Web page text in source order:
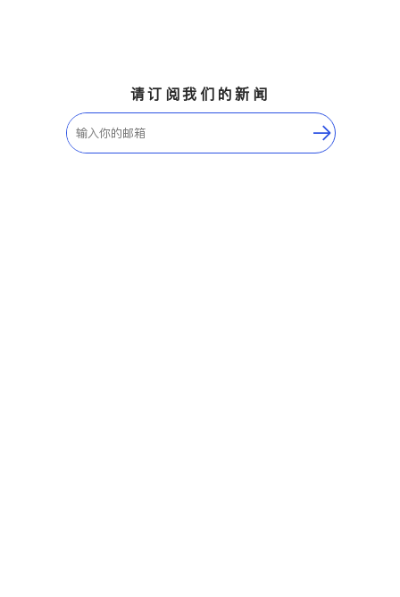
请订阅我们的新闻